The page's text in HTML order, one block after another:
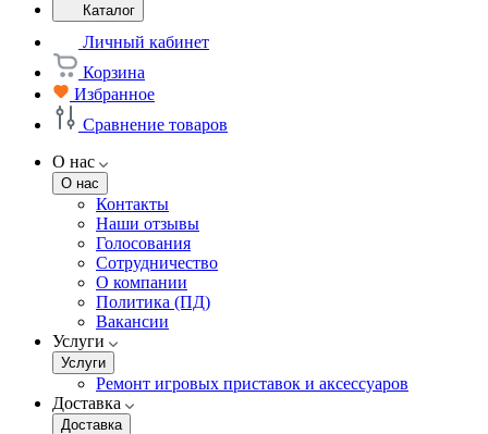
Каталог
Личный кабинет
Корзина
Избранное
Сравнение товаров
О нас
О нас
Контакты
Наши отзывы
Голосования
Сотрудничество
О компании
Политика (ПД)
Вакансии
Услуги
Услуги
Ремонт игровых приставок и аксессуаров
Доставка
Доставка